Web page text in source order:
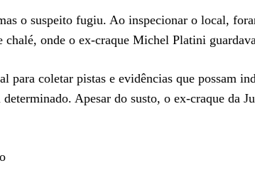
o suspeito fugiu. Ao inspecionar o local,
chalé, onde o ex-craque Michel Platini
para coletar pistas e evidências que possam
Apesar do susto, o ex-craque da